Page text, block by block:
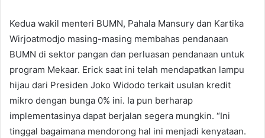
Kedua wakil menteri BUMN, Pahala Mansury dan Kartika
Wirjoatmodjo masing-masing membahas pendanaan
BUMN di sektor pangan dan perluasan pendanaan untuk
program Mekaar. Erick saat ini telah mendapatkan lampu
hijau dari Presiden Joko Widodo terkait usulan kredit
mikro dengan bunga 0% ini. Ia pun berharap
implementasinya dapat berjalan segera mungkin. “Ini
tinggal bagaimana mendorong hal ini menjadi kenyataan.